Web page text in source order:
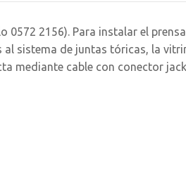
2156). Para instalar el
sistema de juntas tóricas, la
mediante cable con conector